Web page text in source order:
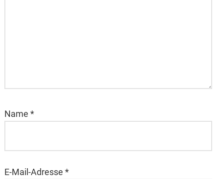
Name *
E-Mail-Adresse *